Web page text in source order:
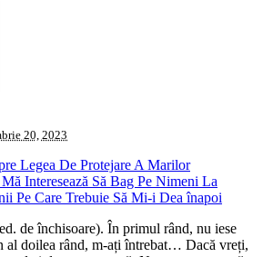
20, 2023
de închisoare). În primul rând, nu iese
al doilea rând, m-ați întrebat… Dacă vreți,